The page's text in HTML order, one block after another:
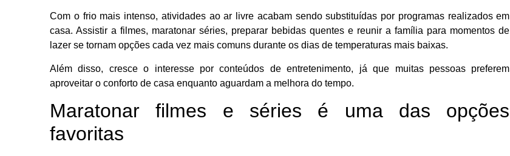
Com o frio mais intenso, atividades ao ar livre acabam sendo substituídas por programas realizados em
casa. Assistir a filmes, maratonar séries, preparar bebidas quentes e reunir a família para momentos de
lazer se tornam opções cada vez mais comuns durante os dias de temperaturas mais baixas.
Além disso, cresce o interesse por conteúdos de entretenimento, já que muitas pessoas preferem
aproveitar o conforto de casa enquanto aguardam a melhora do tempo.
Maratonar filmes e séries é uma das opções
favoritas